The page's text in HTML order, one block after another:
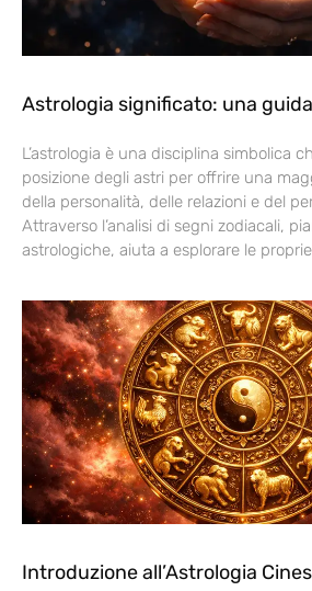
Astrologia significato: una
L’astrologia è una disciplina simbolica
posizione degli astri per offrire una
della personalità, delle relazioni e del
Attraverso l’analisi di segni zodiacali,
astrologiche, aiuta a esplorare le
Introduzione all’Astrologia